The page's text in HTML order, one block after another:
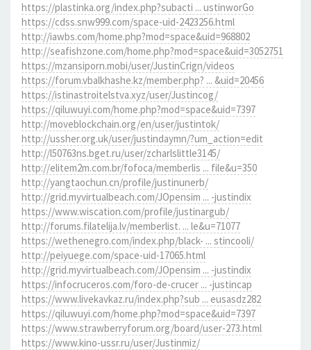
https://plastinka.org/index.php?subacti ... ustinworGo
https://cdss.snw999.com/space-uid-2423256.html
http://iawbs.com/home.php?mod=space&uid=968802
http://seafishzone.com/home.php?mod=space&uid=3052751
https://mzansiporn.mobi/user/JustinCrign/videos
https://forum.vbalkhashe.kz/member.php? ... &uid=20456
https://istinastroitelstva.xyz/user/Justincog/
https://qiluwuyi.com/home.php?mod=space&uid=7397
http://moveblockchain.org/en/user/justintok/
http://ussher.org.uk/user/justindaymn/?um_action=edit
http://l50763ns.bget.ru/user/zcharlslittle3145/
http://elitem2m.com.br/fofoca/memberlis ... file&u=350
http://yangtaochun.cn/profile/justinunerb/
http://grid.myvirtualbeach.com/JOpensim ... -justindix
https://www.wiscation.com/profile/justinargub/
http://forums.filatelija.lv/memberlist. ... le&u=71077
https://wethenegro.com/index.php/black- ... stincooli/
http://peiyuege.com/space-uid-17065.html
http://grid.myvirtualbeach.com/JOpensim ... -justindix
https://infocruceros.com/foro-de-crucer ... -justincap
https://www.livekavkaz.ru/index.php?sub ... eusasdz282
https://qiluwuyi.com/home.php?mod=space&uid=7397
https://www.strawberryforum.org/board/user-273.html
https://www.kino-ussr.ru/user/Justinmiz/